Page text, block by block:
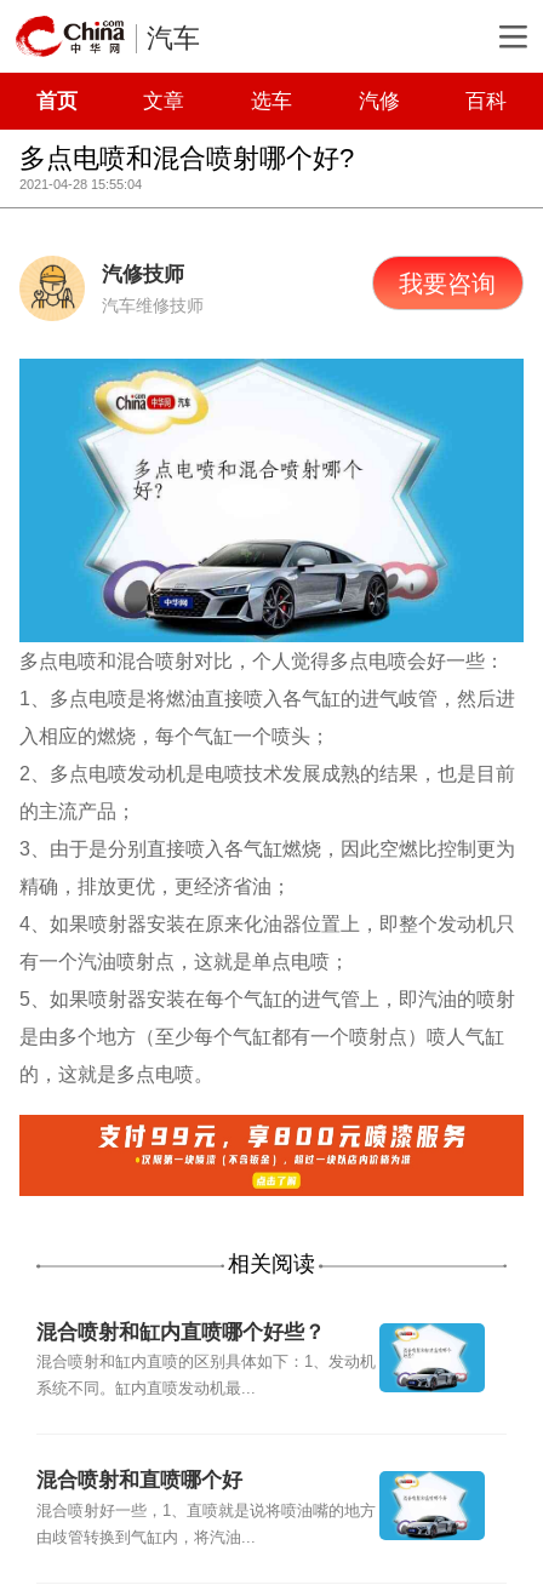
汽车
首页 文章 选车 汽修 百科
多点电喷和混合喷射哪个好?
2021-04-28 15:55:04
汽修技师
汽车维修技师
我要咨询
多点电喷和混合喷射对比，个人觉得多点电喷会好一些：
1、多点电喷是将燃油直接喷入各气缸的进气岐管，然后进
入相应的燃烧，每个气缸一个喷头；
2、多点电喷发动机是电喷技术发展成熟的结果，也是目前
的主流产品；
3、由于是分别直接喷入各气缸燃烧，因此空燃比控制更为
精确，排放更优，更经济省油；
4、如果喷射器安装在原来化油器位置上，即整个发动机只
有一个汽油喷射点，这就是单点电喷；
5、如果喷射器安装在每个气缸的进气管上，即汽油的喷射
是由多个地方（至少每个气缸都有一个喷射点）喷人气缸
的，这就是多点电喷。
相关阅读
混合喷射和缸内直喷哪个好些？
混合喷射和缸内直喷的区别具体如下：1、发动机
系统不同。缸内直喷发动机最...
混合喷射和直喷哪个好
混合喷射好一些，1、直喷就是说将喷油嘴的地方
由歧管转换到气缸内，将汽油...